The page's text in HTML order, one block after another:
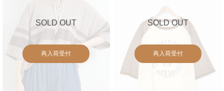
SOLD OUT
再入荷受付
SOLD OUT
再入荷受付